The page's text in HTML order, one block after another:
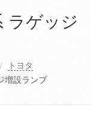
ラゲッジ
トヨタ
増設ランプ